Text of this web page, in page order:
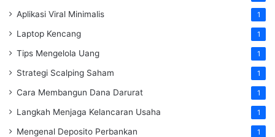
Aplikasi Viral Minimalis 1
Laptop Kencang 1
Tips Mengelola Uang 1
Strategi Scalping Saham 1
Cara Membangun Dana Darurat 1
Langkah Menjaga Kelancaran Usaha 1
Mengenal Deposito Perbankan 1